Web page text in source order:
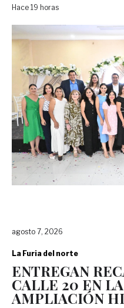
Hace 19 horas
agosto 7, 2026
La Furia del norte
ENTREGAN
CALLE 20 EN
AMPLIACIÓN